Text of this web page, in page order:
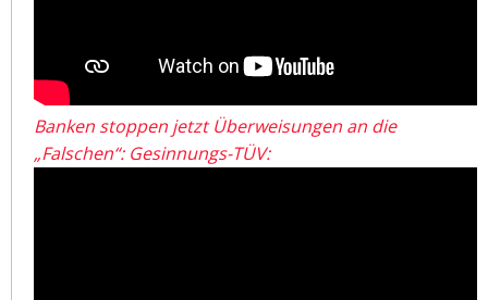
Banken stoppen jetzt Überweisungen an die
„Falschen“: Gesinnungs-TÜV: